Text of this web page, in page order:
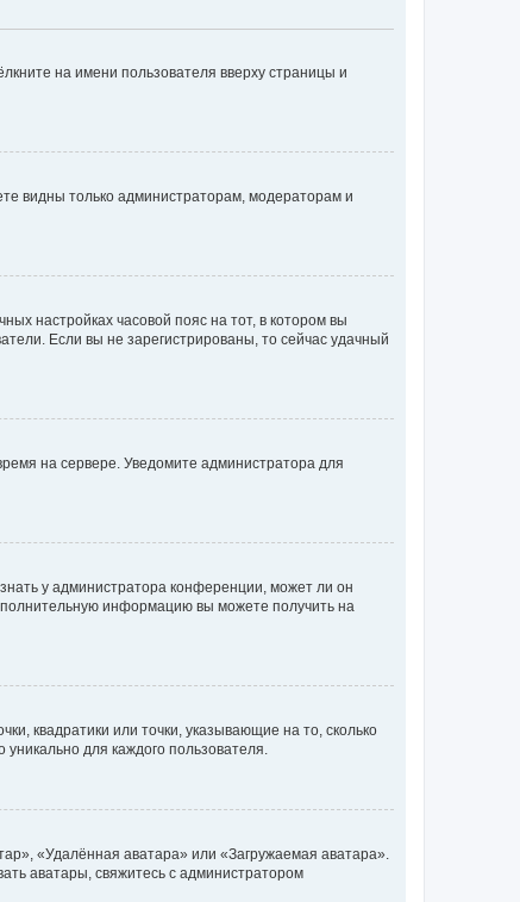
на имени пользователя вверху страницы и
видны только администраторам, модераторам и
настройках часовой пояс на тот, в котором вы
Если вы не зарегистрированы, то сейчас удачный
на сервере. Уведомите администратора для
у администратора конференции, может ли он
информацию вы можете получить на
квадратики или точки, указывающие на то, сколько
для каждого пользователя.
«Удалённая аватара» или «Загружаемая аватара».
аватары, свяжитесь с администратором